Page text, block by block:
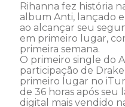
Rihanna fez história
album Anti, lançado
ao alcançar seu
em primeiro lugar,
primeira semana.
O primeiro single do
participação de
primeiro lugar no
de 36 horas após seu
digital mais vendido